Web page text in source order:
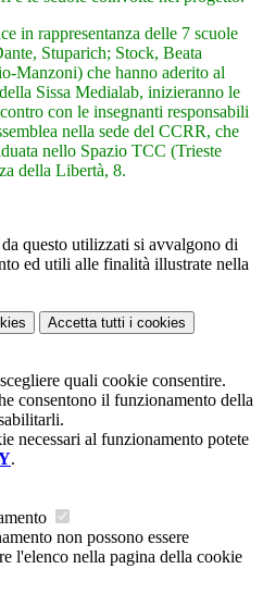
in rappresentanza delle 7 scuole
Stuparich; Stock, Beata
Manzoni) che hanno aderito al
Sissa Medialab, inizieranno le
con le insegnanti responsabili
nella sede del CCRR, che
nello Spazio TCC (Trieste
della Libertà, 8.
questo utilizzati si avvalgono di
ed utili alle finalità illustrate nella
Accetta tutti i cookies
quali cookie consentire.
consentono il funzionamento della
necessari al funzionamento potete
.
non possono essere
l'elenco nella pagina della cookie